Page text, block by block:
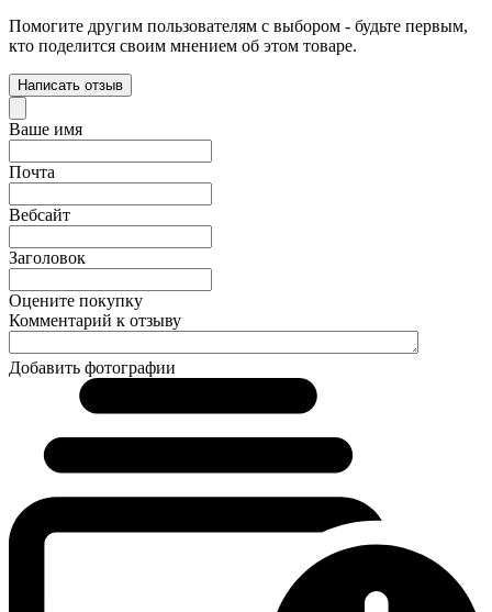
Помогите другим пользователям с выбором - будьте первым,
кто поделится своим мнением об этом товаре.
Написать отзыв
Ваше имя
Почта
Вебсайт
Заголовок
Оцените покупку
Комментарий к отзыву
Добавить фотографии